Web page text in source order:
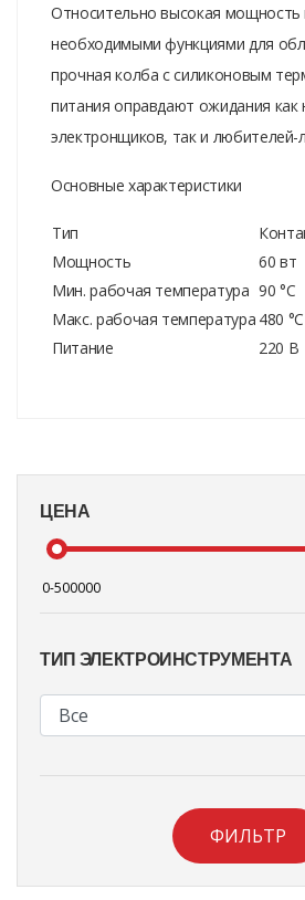
ЦЕНА
ТИП ЭЛЕКТРОИНСТРУМЕНТА
ФИЛЬТР
Относительно высокая мощность
необходимыми функциями для
прочная колба с силиконовым
питания оправдают ожидания
электронщиков, так и любителей-
Основные характеристики
Тип
Мощность
60 вт
Мин. рабочая температура 90 °C
Макс. рабочая температура 480 °C
Питание
220 В